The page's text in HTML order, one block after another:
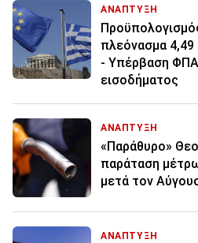
ΑΝΑΠΤΥΞΗ
πλεόνασμα
- Υπέρβαση
εισοδήματος
ΑΝΑΠΤΥΞΗ
«Παράθυρο»
παράταση
μετά τον
ΑΝΑΠΤΥΞΗ